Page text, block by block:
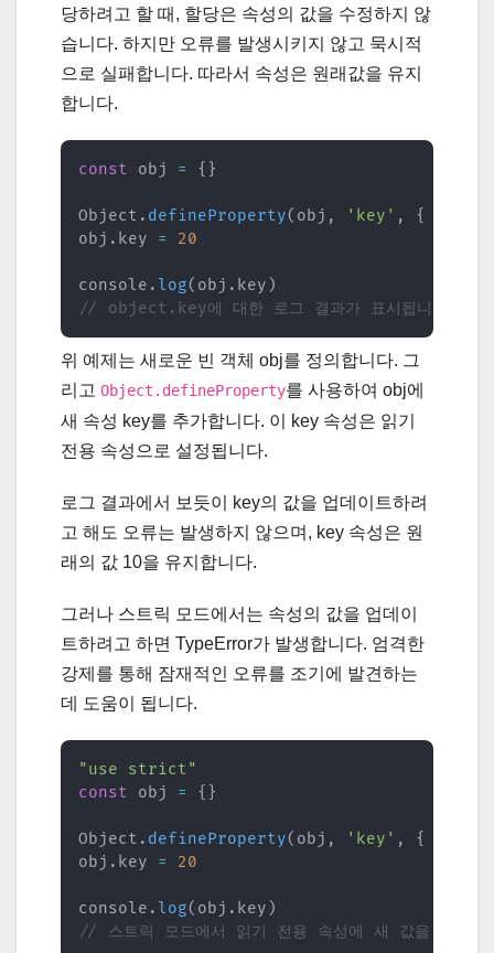
당하려고 할 때, 할당은 속성의 값을 수정하지 않
습니다. 하지만 오류를 발생시키지 않고 묵시적
으로 실패합니다. 따라서 속성은 원래값을 유지
합니다.
const obj = { }
Object . defineProperty( obj , 'key' , {
obj . key = 20
console .log( obj . key )
// object.key에 대한 로그 결과가 표시됩니다.
위 예제는 새로운 빈 객체 obj를 정의합니다. 그
리고 Object.defineProperty를 사용하여 obj에
새 속성 key를 추가합니다. 이 key 속성은 읽기
전용 속성으로 설정됩니다.
로그 결과에서 보듯이 key의 값을 업데이트하려
고 해도 오류는 발생하지 않으며, key 속성은 원
래의 값 10을 유지합니다.
그러나 스트릭 모드에서는 속성의 값을 업데이
트하려고 하면 TypeError가 발생합니다. 엄격한
강제를 통해 잠재적인 오류를 조기에 발견하는
데 도움이 됩니다.
"use strict"
const obj = { }
Object . defineProperty( obj , 'key' , {
obj . key = 20
console .log( obj . key )
// 스트릭 모드에서 읽기 전용 속성에 새 값을 할당하